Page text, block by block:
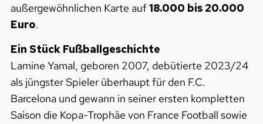
außergewöhnlichen Karte auf18.000 bis 20.000
Euro.
Ein Stück Fußballgeschichte
Lamine Yamal, geboren 2007, debütierte 2023/24
als jüngster Spieler überhaupt für den F.C.
Barcelona und gewann in seiner ersten kompletten
Saison die Kopa-Trophäe von France Football sowie